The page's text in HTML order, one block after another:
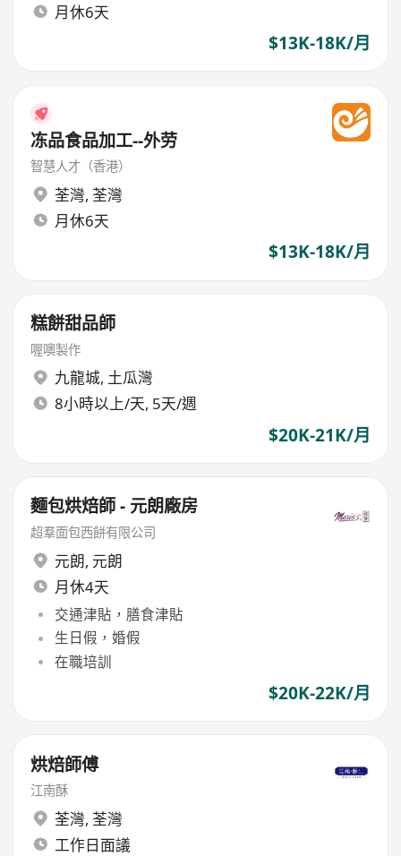
月休6天
$13K-18K/月
冻品食品加工--外劳
智慧人才（香港）
荃灣, 荃灣
月休6天
$13K-18K/月
糕餅甜品師
喔噢製作
九龍城, 土瓜灣
8小時以上/天, 5天/週
$20K-21K/月
麵包烘焙師 - 元朗廠房
超羣面包西餅有限公司
元朗, 元朗
月休4天
交通津貼，膳食津貼
生日假，婚假
在職培訓
$20K-22K/月
烘焙師傅
江南酥
荃灣, 荃灣
工作日面議